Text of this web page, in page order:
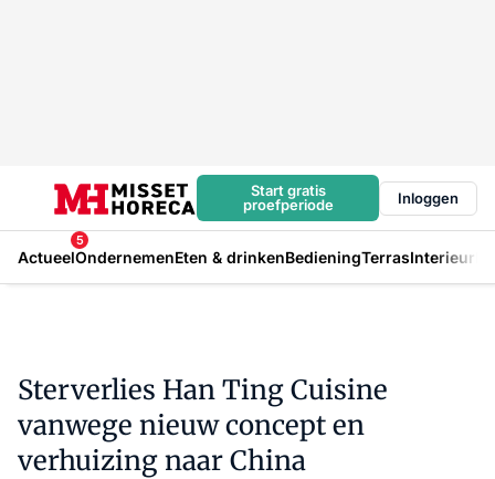
Start gratis
proefperiode
Inloggen
Actueel
5
OndernemenEten & drinkenBedieningTerrasInterieur
Sterverlies Han Ting Cuisine
vanwege nieuw concept en
verhuizing naar China